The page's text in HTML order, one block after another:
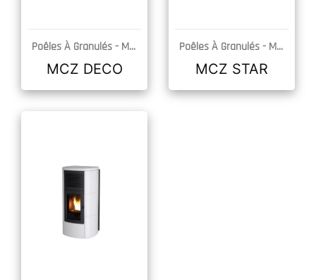
Poêles À Granulés - MCZ
MCZ DECO
Poêles À Granulés - MCZ
MCZ STAR